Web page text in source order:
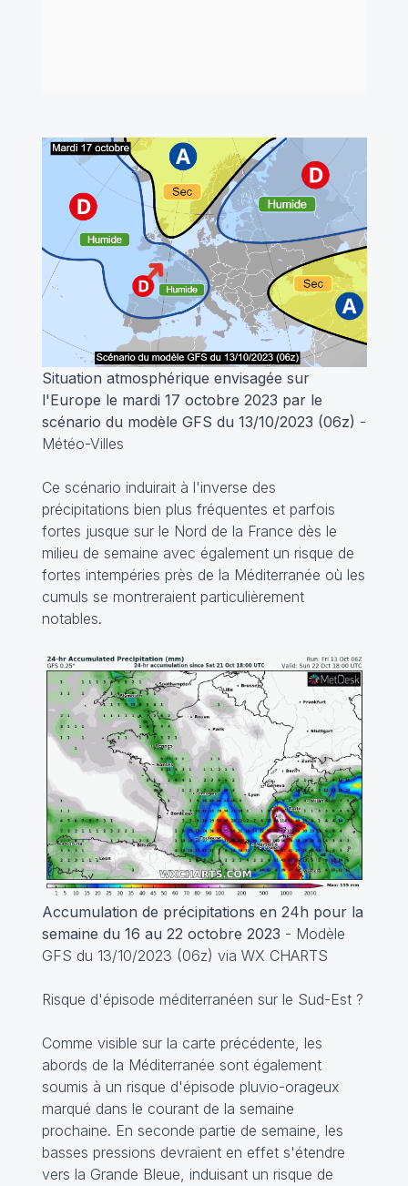
Situation atmosphérique envisagée sur
l'Europe le mardi 17 octobre 2023 par le
scénario du modèle GFS du 13/10/2023 (06z) -
Météo-Villes
Ce scénario induirait à l'inverse des
précipitations bien plus fréquentes et parfois
fortes jusque sur le Nord de la France dès le
milieu de semaine avec également un risque de
fortes intempéries près de la Méditerranée où les
cumuls se montreraient particulièrement
notables.
Accumulation de précipitations en 24h pour la
semaine du 16 au 22 octobre 2023 - Modèle
GFS du 13/10/2023 (06z) via WX CHARTS
Risque d'épisode méditerranéen sur le Sud-Est ?
Comme visible sur la carte précédente, les
abords de la Méditerranée sont également
soumis à un risque d'épisode pluvio-orageux
marqué dans le courant de la semaine
prochaine. En seconde partie de semaine, les
basses pressions devraient en effet s'étendre
vers la Grande Bleue, induisant un risque de